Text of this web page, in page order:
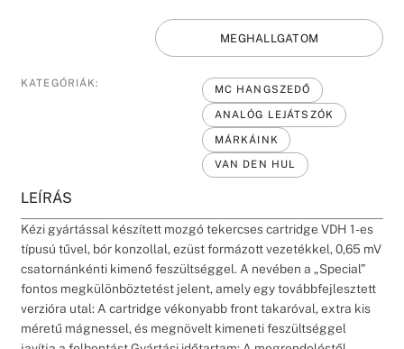
MEGHALLGATOM
KATEGÓRIÁK:
MC HANGSZEDŐ
ANALÓG LEJÁTSZÓK
MÁRKÁINK
VAN DEN HUL
LEÍRÁS
Kézi gyártással készített mozgó tekercses cartridge VDH 1-es
típusú tűvel, bór konzollal, ezüst formázott vezetékkel, 0,65 mV
csatornánkénti kimenő feszültséggel. A nevében a „Special”
fontos megkülönböztetést jelent, amely egy továbbfejlesztett
verzióra utal: A cartridge vékonyabb front takaróval, extra kis
méretű mágnessel, és megnövelt kimeneti feszültséggel